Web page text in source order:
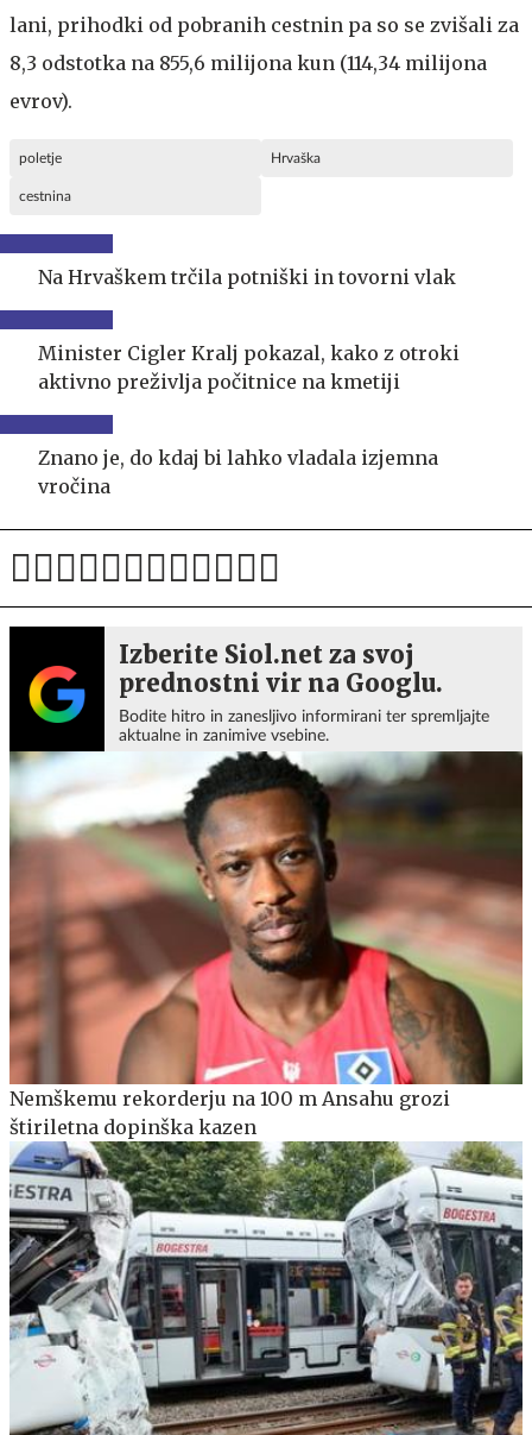
lani, prihodki od pobranih cestnin pa so se zvišali za
8,3 odstotka na 855,6 milijona kun (114,34 milijona
evrov).
poletje Hrvaška
cestnina
Na Hrvaškem trčila potniški in tovorni vlak
Minister Cigler Kralj pokazal, kako z otroki
aktivno preživlja počitnice na kmetiji
Znano je, do kdaj bi lahko vladala izjemna
vročina
Izberite Siol.net za svoj
prednostni vir na Googlu.
Bodite hitro in zanesljivo informirani ter spremljajte
aktualne in zanimive vsebine.
Nemškemu rekorderju na 100 m Ansahu grozi
štiriletna dopinška kazen